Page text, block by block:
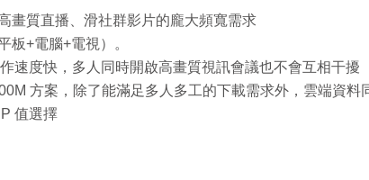
畫質直播、滑社群影片的龐大頻寬需求
板+電腦+電視）。
速度快，多人同時開啟高畫質視訊會議也不會互相干擾
方案，除了能滿足多人多工的下載需求外，雲端資料
值選擇
加值服務訂購。
專人與我聯繫 。
前往加值服
務
線上留言
好禮！​
】
繳費
報修
送的訊息
機綁定」
給您！
】